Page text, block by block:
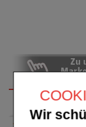
Wir